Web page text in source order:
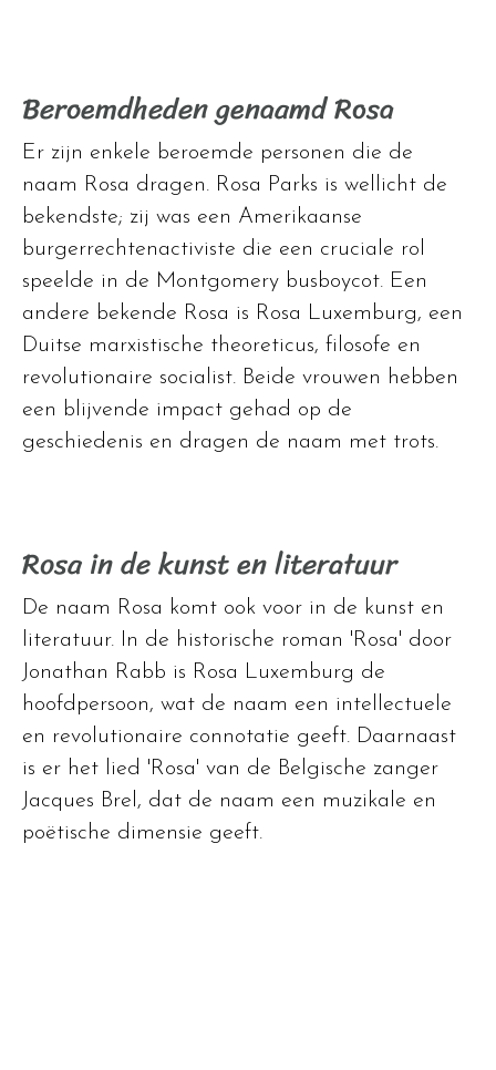
Beroemdheden genaamd Rosa
Er zijn enkele beroemde personen die de
naam Rosa dragen. Rosa Parks is wellicht de
bekendste; zij was een Amerikaanse
burgerrechtenactiviste die een cruciale rol
speelde in de Montgomery busboycot. Een
andere bekende Rosa is Rosa Luxemburg, een
Duitse marxistische theoreticus, filosofe en
revolutionaire socialist. Beide vrouwen hebben
een blijvende impact gehad op de
geschiedenis en dragen de naam met trots.
Rosa in de kunst en literatuur
De naam Rosa komt ook voor in de kunst en
literatuur. In de historische roman 'Rosa' door
Jonathan Rabb is Rosa Luxemburg de
hoofdpersoon, wat de naam een intellectuele
en revolutionaire connotatie geeft. Daarnaast
is er het lied 'Rosa' van de Belgische zanger
Jacques Brel, dat de naam een muzikale en
poëtische dimensie geeft.